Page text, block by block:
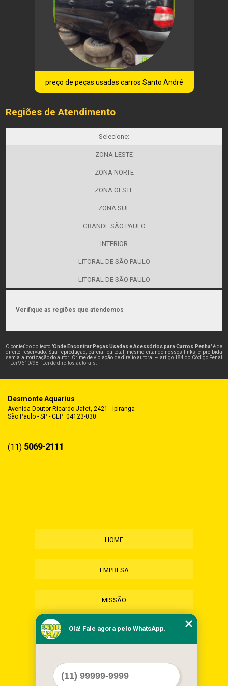
preço de peças usadas carros Santo André
Regiões de Atendimento
Selecione:
ZONA LESTE
ZONA NORTE
ZONA OESTE
ZONA SUL
GRANDE SÃO PAULO
INTERIOR
LITORAL DE SÃO PAULO
LITORAL DE SÃO PAULO
Verifique as regiões que atendemos
O conteúdo do texto "Onde Encontrar Peças Usadas e Acessórios para Carros Penha" é de
direito reservado. Sua reprodução, parcial ou total, mesmo citando nossos links, é proibida
sem a autorização do autor. Crime de violação de direito autoral – artigo 184 do Código Penal
–
Lei 9610/98 - Lei de direitos autorais
Desmonte Aquarius
Avenida Doutor Ricardo Jafet, 2421 - Ipiranga
São Paulo - SP - CEP: 04123-030
(11) 5069-2111
HOME
EMPRESA
MISSÃO
SERVIÇOS
Olá! Fale agora pelo WhatsApp.